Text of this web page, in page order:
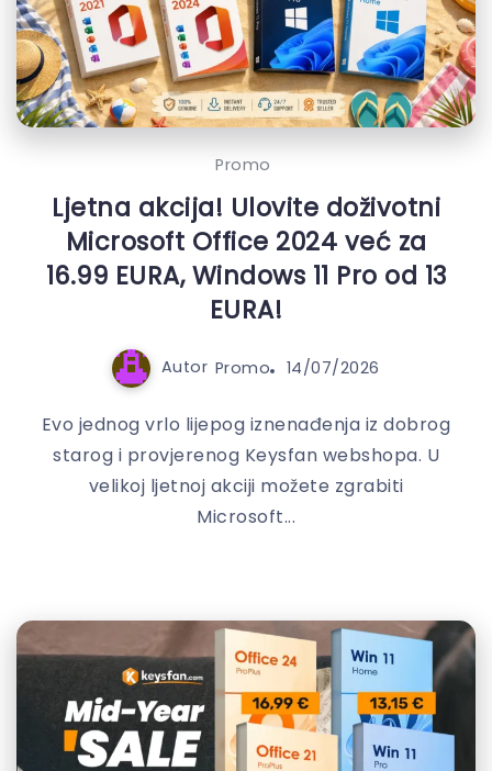
Promo
Ljetna akcija! Ulovite doživotni
Microsoft Office 2024 već za
16.99 EURA, Windows 11 Pro od 13
EURA!
Autor Promo 14/07/2026
Evo jednog vrlo lijepog iznenađenja iz dobrog
starog i provjerenog Keysfan webshopa. U
velikoj ljetnoj akciji možete zgrabiti
Microsoft...